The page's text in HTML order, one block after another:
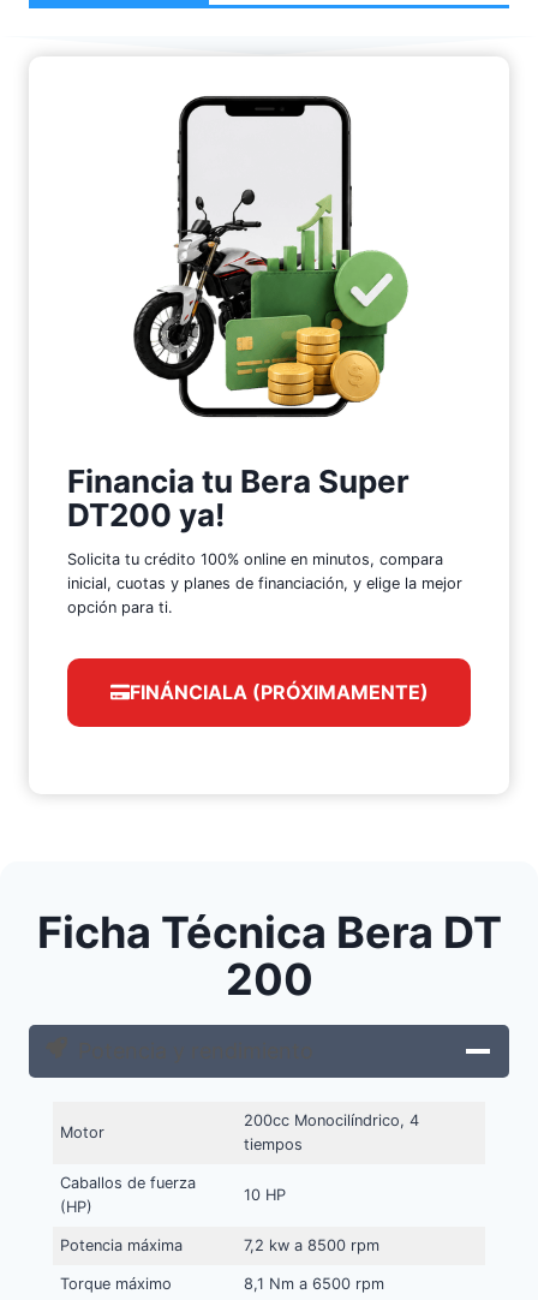
Financia tu Bera Super
DT200 ya!
Solicita tu crédito 100% online en minutos, compara
inicial, cuotas y planes de financiación, y elige la mejor
opción para ti.
FINÁNCIALA (PRÓXIMAMENTE)
Ficha Técnica Bera DT
200
Motor
200cc Monocilíndrico, 4
tiempos
Caballos de fuerza
(HP)
10 HP
Potencia máxima 7,2 kw a 8500 rpm
Torque máximo 8,1 Nm a 6500 rpm